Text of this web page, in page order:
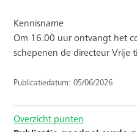
Kennisname
Om 16.00 uur ontvangt het
schepenen de directeur Vrije
Publicatiedatum: 05/06/2026
Overzicht punten